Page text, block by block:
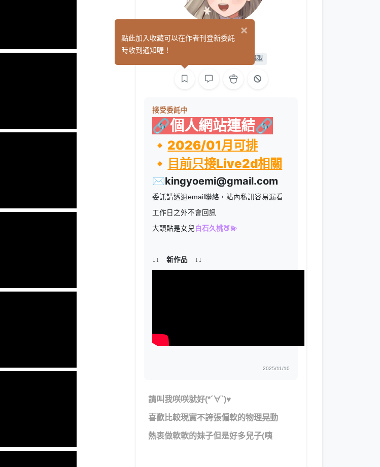
金魚 咲
L2D 模型
接受委託中
🔗個人網站連結🔗
🔸 2026/01月可排
🔸 目前只接Live2d相關
✉️kingyoemi@gmail.com
委託請透過email聯絡，站內私訊容易漏看
工作日之外不會回訊
大頭貼是女兒 白石久桃🍑💫
↓↓ 新作品 ↓↓
2025/11/10
請叫我咲咲就好(*´∀`)♥
喜歡比較現實不誇張偏軟的物理晃動
熱衷做軟軟的妹子但是好多兒子(咦
×
點此加入收藏可以在作者刊登新委託
時收到通知喔！